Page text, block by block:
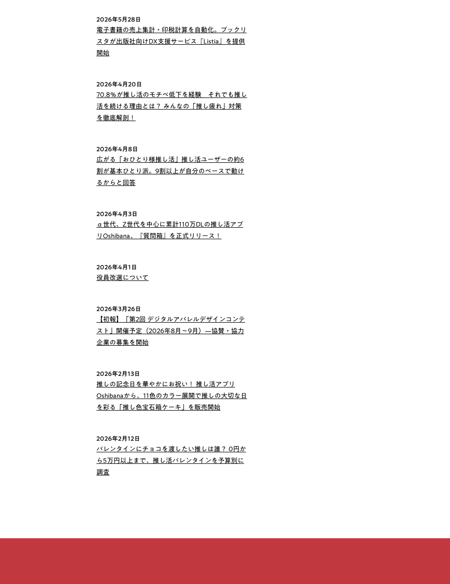
2026年5月28日
電子書籍の売上集計・印税計算を自動化。ブックリ
スタが出版社向けDX支援サービス『Listia』を提供
開始
2026年4月20日
70.8％が推し活のモチベ低下を経験 それでも推し
活を続ける理由とは？ みんなの「推し疲れ」対策
を徹底解剖！
2026年4月8日
広がる「おひとり様推し活」推し活ユーザーの約6
割が基本ひとり派。9割以上が自分のペースで動け
るからと回答
2026年4月3日
α世代、Z世代を中心に累計110万DLの推し活アプ
リOshibana、『質問箱』を正式リリース！
2026年4月1日
役員改選について
2026年3月26日
【初報】「第2回 デジタルアパレルデザインコンテ
スト」開催予定（2026年8月〜9月）—協賛・協力
企業の募集を開始
2026年2月13日
推しの記念日を華やかにお祝い！ 推し活アプリ
Oshibanaから、11色のカラー展開で推しの大切な日
を彩る「推し色宝石箱ケーキ」を販売開始
2026年2月12日
バレンタインにチョコを渡したい推しは誰？ 0円か
ら5万円以上まで、推し活バレンタインを予算別に
調査